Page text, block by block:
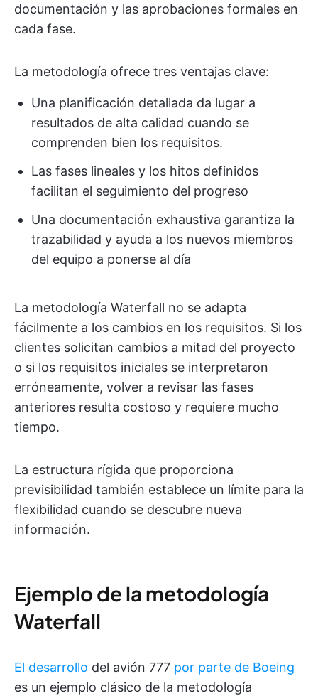
documentación y las aprobaciones formales en
cada fase.
La metodología ofrece tres ventajas clave:
Una planificación detallada da lugar a
resultados de alta calidad cuando se
comprenden bien los requisitos.
Las fases lineales y los hitos definidos
facilitan el seguimiento del progreso
Una documentación exhaustiva garantiza la
trazabilidad y ayuda a los nuevos miembros
del equipo a ponerse al día
La metodología Waterfall no se adapta
fácilmente a los cambios en los requisitos. Si los
clientes solicitan cambios a mitad del proyecto
o si los requisitos iniciales se interpretaron
erróneamente, volver a revisar las fases
anteriores resulta costoso y requiere mucho
tiempo.
La estructura rígida que proporciona
previsibilidad también establece un límite para la
flexibilidad cuando se descubre nueva
información.
Ejemplo de la metodología
Waterfall
El desarrollo del avión 777 por parte de Boeing
es un ejemplo clásico de la metodología